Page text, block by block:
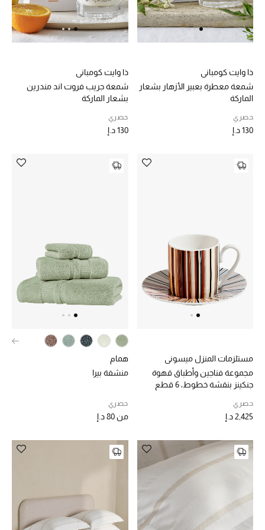
جميع مستحضرات الجمال
العطور
مكتشف العطور
مستحضرات العناية
العناية بالشعر
الصحة والعافية
مجموعة الجمال
ذا وايت كومباني
شمعة معطرة بعبير الأزهار بشعار
الماركة
حصري
130 د.إ
ذا وايت كومباني
شمعة جريب فروت اند مندرين
بشعار الماركة
حصري
130 د.إ
مستلزمات المنزل ميسوني
مجموعة فناجين وأطباق قهوة
جنكينز بنقشة خطوط، 6 قطع
حصري
2,425 د.إ
همام
منشفة بيرا
حصري
من 80 د.إ